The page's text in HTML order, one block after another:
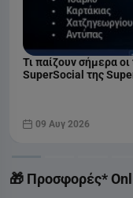
Τι παίζουν σήμερα
SuperSocial της
09 Αυγ 2026
🎁 Προσφορές*